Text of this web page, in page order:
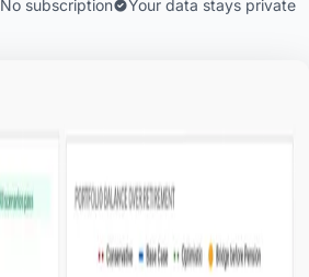
No subscription Your data stays private